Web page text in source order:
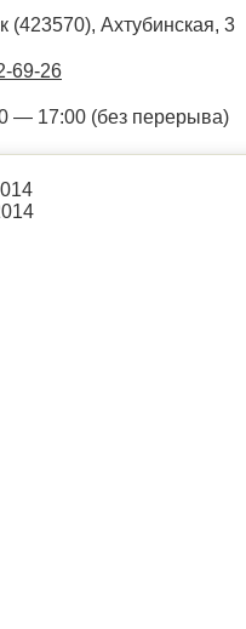
(423570), Ахтубинская, 3
69-26
— 17:00 (без перерыва)